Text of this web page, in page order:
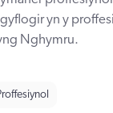
yn y
Nghymru.